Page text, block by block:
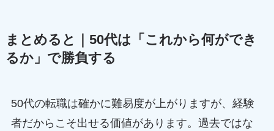
まとめると｜50代は「これから何ができ
るか」で勝負する
50代の転職は確かに難易度が上がりますが、経験
者だからこそ出せる価値があります。過去ではな